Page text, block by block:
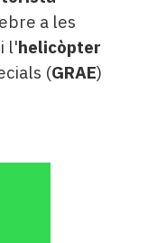
a les
l'helicòpter
(GRAE)